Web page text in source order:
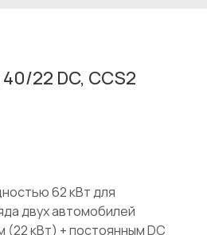
22 DC, CCS2
62 кВт для
двух автомобилей
кВт) + постоянным DC